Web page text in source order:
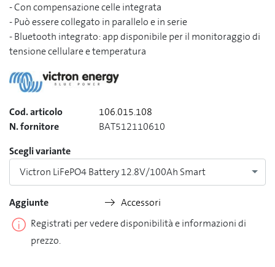
- Con compensazione celle integrata
- Può essere collegato in parallelo e in serie
- Bluetooth integrato: app disponibile per il monitoraggio di
tensione cellulare e temperatura
Cod. articolo
106.015.108
N. fornitore
BAT512110610
Scegli variante
Victron LiFePO4 Battery 12.8V/100Ah Smart
Aggiunte
Accessori
Registrati per vedere disponibilità e informazioni di
prezzo.